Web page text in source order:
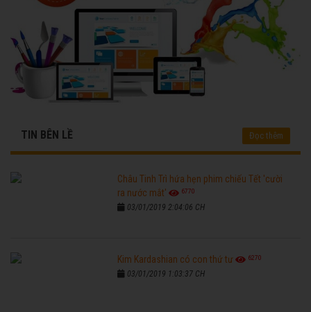
TIN BÊN LỀ Đọc thêm
Châu Tinh Trì hứa hẹn phim chiếu Tết 'cười
ra nước mắt'
6770
03/01/2019 2:04:06 CH
Kim Kardashian có con thứ tư 6270
03/01/2019 1:03:37 CH